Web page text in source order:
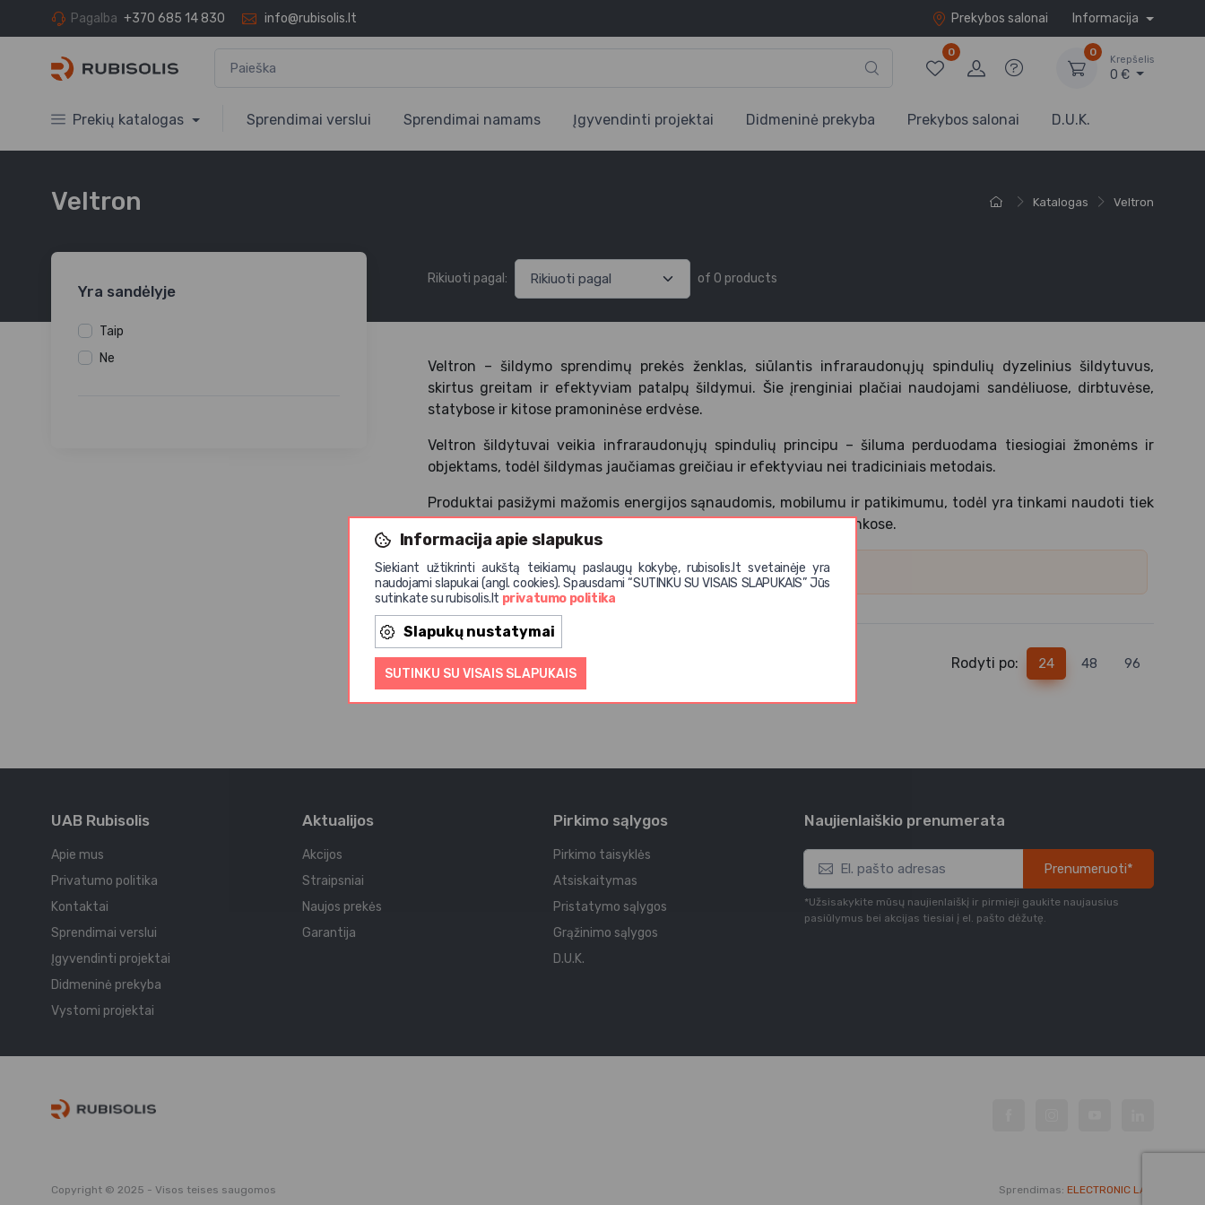
Informacija apie slapukus
Siekiant užtikrinti aukštą teikiamų paslaugų kokybę, rubisolis.lt svetainėje yra
naudojami slapukai (angl. cookies). Spausdami “SUTINKU SU VISAIS SLAPUKAIS” Jūs
sutinkate su rubisolis.lt privatumo politika
Slapukų nustatymai
SUTINKU SU VISAIS SLAPUKAIS
Pagalba +370 685 14 830 info@rubisolis.lt Prekybos salonai Informacija
0 0
Krepšelis
0 €
Prekių katalogas Sprendimai verslui Sprendimai namams Įgyvendinti projektai Didmeninė prekyba Prekybos salonai D.U.K.
Katalogas Veltron
Veltron
Yra sandėlyje
Taip
Ne
Rikiuoti pagal: of 0 products
Veltron – šildymo sprendimų prekės ženklas, siūlantis infraraudonųjų spindulių dyzelinius šildytuvus,
skirtus greitam ir efektyviam patalpų šildymui. Šie įrenginiai plačiai naudojami sandėliuose, dirbtuvėse,
statybose ir kitose pramoninėse erdvėse.
Veltron šildytuvai veikia infraraudonųjų spindulių principu – šiluma perduodama tiesiogiai žmonėms ir
objektams, todėl šildymas jaučiamas greičiau ir efektyviau nei tradiciniais metodais.
Produktai pasižymi mažomis energijos sąnaudomis, mobilumu ir patikimumu, todėl yra tinkami naudoti tiek
laikiniems, tiek nuolatiniams šildymo sprendimams įvairiose aplinkose.
Apgailestaujame, tačiau prekių šioje kategorijoje nėra.
Rodyti po: 24 48 96
UAB Rubisolis
Apie mus
Privatumo politika
Kontaktai
Sprendimai verslui
Įgyvendinti projektai
Didmeninė prekyba
Vystomi projektai
Aktualijos
Akcijos
Straipsniai
Naujos prekės
Garantija
Pirkimo sąlygos
Pirkimo taisyklės
Atsiskaitymas
Pristatymo sąlygos
Grąžinimo sąlygos
D.U.K.
Naujienlaiškio prenumerata
Prenumeruoti*
*Užsisakykite mūsų naujienlaiškį ir pirmieji gaukite naujausius
pasiūlymus bei akcijas tiesiai į el. pašto dėžutę.
Copyright © 2025 - Visos teises saugomos Sprendimas: ELECTRONIC LAB